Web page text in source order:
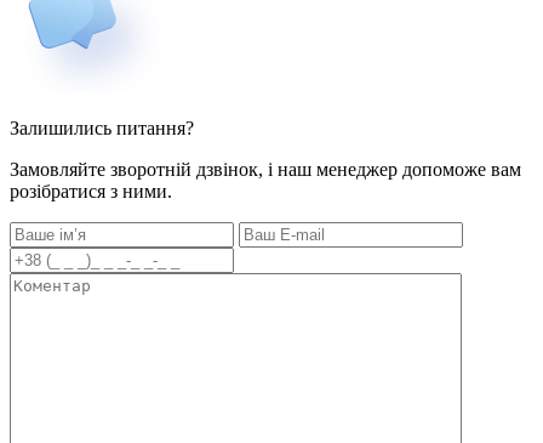
Залишились питання?
Замовляйте зворотній дзвінок, і наш менеджер допоможе вам
розібратися з ними.